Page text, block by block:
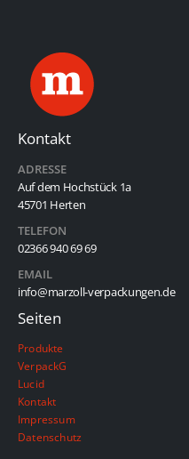
Kontakt
ADRESSE
Auf dem Hochstück 1a
45701 Herten
TELEFON
02366 940 69 69
EMAIL
info@marzoll-verpackungen.de
Seiten
Produkte
VerpackG
Lucid
Kontakt
Impressum
Datenschutz